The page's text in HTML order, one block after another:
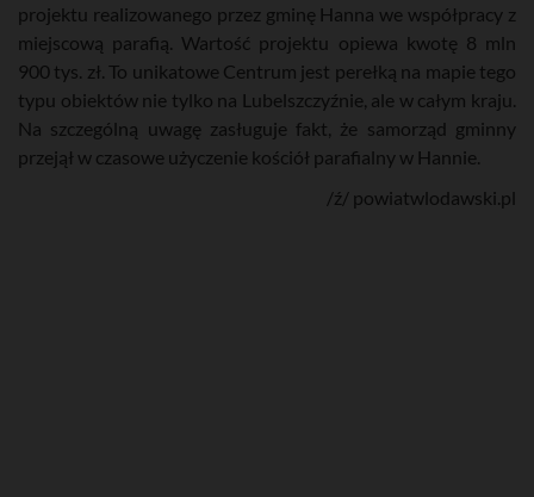
projektu realizowanego przez gminę Hanna we współpracy z
miejscową parafią. Wartość projektu opiewa kwotę 8 mln
900 tys. zł. To unikatowe Centrum jest perełką na mapie tego
typu obiektów nie tylko na Lubelszczyźnie, ale w całym kraju.
Na szczególną uwagę zasługuje fakt, że samorząd gminny
przejął w czasowe użyczenie kościół parafialny w Hannie.
/ź/ powiatwlodawski.pl